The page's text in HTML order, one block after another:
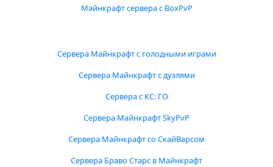
Майнкрафт сервера с BoxPvP
Сервера Майнкрафт с голодными играми
Сервера Майнкрафт с дуэлями
Сервера с КС: ГО
Сервера Майнкрафт SkyPvP
Сервера Майнкрафт со СкайВарсом
Сервера Браво Старс в Майнкрафт